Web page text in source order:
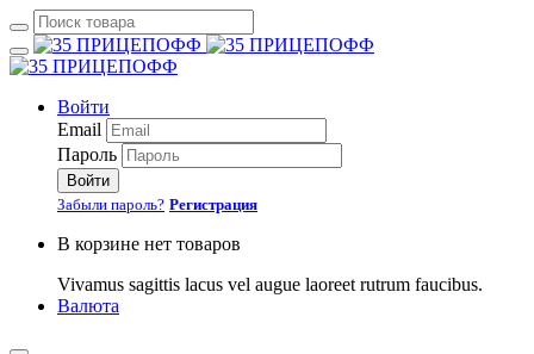
Войти
Email
Пароль
Войти
Забыли пароль? Регистрация
В корзине нет товаров
Vivamus sagittis lacus vel augue laoreet rutrum faucibus.
Валюта